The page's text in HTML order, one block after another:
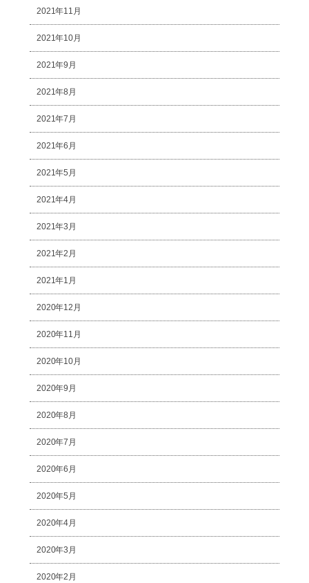
2021年11月
2021年10月
2021年9月
2021年8月
2021年7月
2021年6月
2021年5月
2021年4月
2021年3月
2021年2月
2021年1月
2020年12月
2020年11月
2020年10月
2020年9月
2020年8月
2020年7月
2020年6月
2020年5月
2020年4月
2020年3月
2020年2月